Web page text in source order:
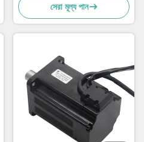
সেরা মূল্য পান